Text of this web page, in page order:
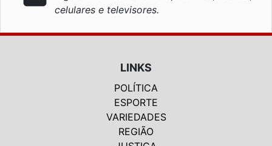
celulares e televisores.
LINKS
POLÍTICA
ESPORTE
VARIEDADES
REGIÃO